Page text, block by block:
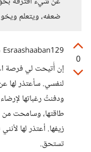
ضعفه، ويتعلم
0
Esraashaaban129
إن أُتيحت لي فرصة
لنفسي. سأعتذر لها
ودفنتُ رغباتها
طاقتها، وسامحت
زيفها. أعتذر لها
تستحق.